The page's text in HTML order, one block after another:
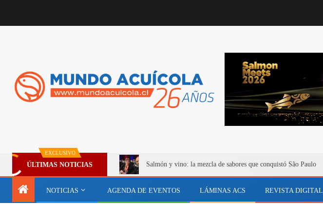
EXCLUSIVO
ÚLTIMAS NOTICIAS Salmón y vino: la mezcla de sabores que conquistó São Paulo
NOTICIAS AGENDA DE EVENTOS LÁMINAS ACS REVISTA DIGITAL